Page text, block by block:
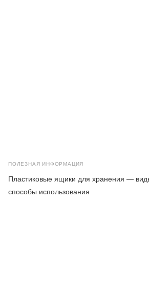
ПОЛЕЗНАЯ ИНФОРМАЦИЯ
Пластиковые ящики для хранения —
способы использования